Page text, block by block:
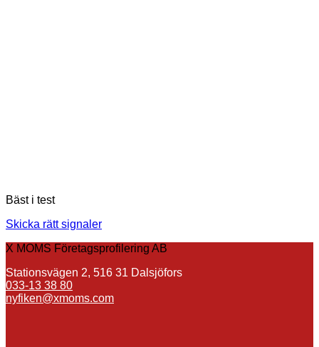
Bäst i test
Skicka rätt signaler
X MOMS Företagsprofilering AB
Stationsvägen 2, 516 31 Dalsjöfors
033-13 38 80
nyfiken@xmoms.com